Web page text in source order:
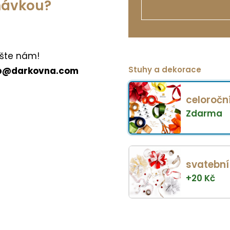
nám!
Stuhy a dekorace
Zdarma
svatební
+20 Kč